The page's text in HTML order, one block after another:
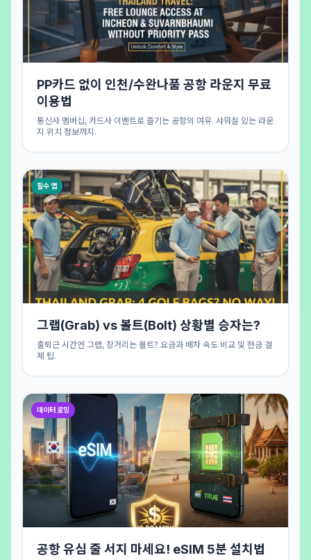
PP카드 없이 인천/수완나품 공항 라운지 무료
이용법
통신사 멤버십, 카드사 이벤트로 즐기는 공항의 여유. 샤워실 있는 라운
지 위치 정보까지.
필수 앱
그랩(Grab) vs 볼트(Bolt) 상황별 승자는?
출퇴근 시간엔 그랩, 장거리는 볼트? 요금과 배차 속도 비교 및 현금 결
제 팁.
데이터 로밍
공항 유심 줄 서지 마세요! eSIM 5분 설치법